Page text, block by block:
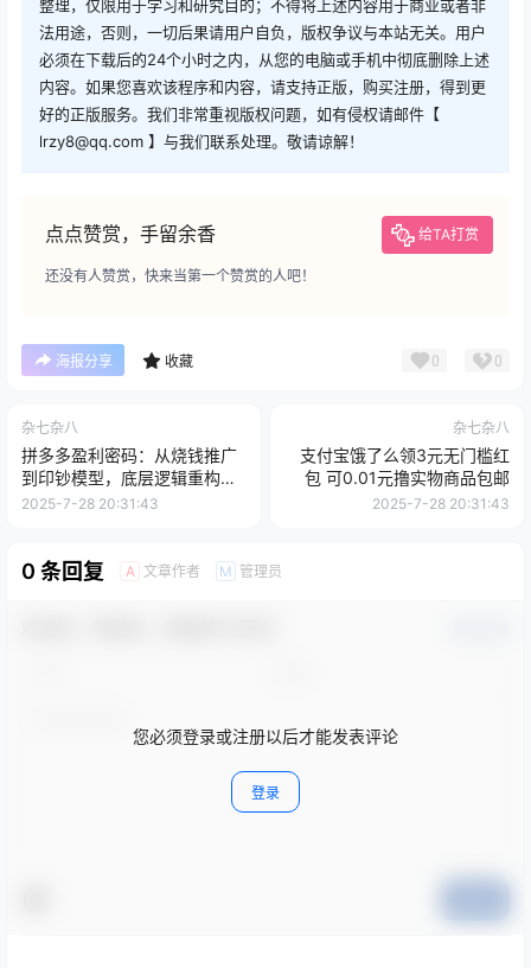
整理，仅限用于学习和研究目的；不得将上述内容用于商业或者非
法用途，否则，一切后果请用户自负，版权争议与本站无关。用户
必须在下载后的24个小时之内，从您的电脑或手机中彻底删除上述
内容。如果您喜欢该程序和内容，请支持正版，购买注册，得到更
好的正版服务。我们非常重视版权问题，如有侵权请邮件【
lrzy8@qq.com 】与我们联系处理。敬请谅解！
点点赞赏，手留余香 给TA打赏
还没有人赞赏，快来当第一个赞赏的人吧！
海报分享 收藏 0 0
杂七杂八
拼多多盈利密码：从烧钱推广
到印钞模型，底层逻辑重构指
南(6月更新
2025-7-28 20:31:43
杂七杂八
支付宝饿了么领3元无门槛红
包 可0.01元撸实物商品包邮
2025-7-28 20:31:43
0 条回复 A 文章作者 M 管理员
您必须登录或注册以后才能发表评论
登录